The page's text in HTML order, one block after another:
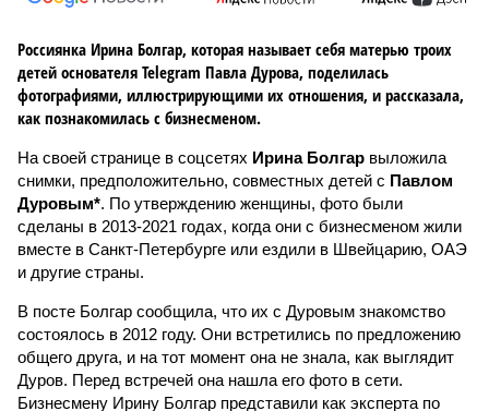
Россиянка Ирина Болгар, которая называет себя матерью троих
детей основателя Telegram Павла Дурова, поделилась
фотографиями, иллюстрирующими их отношения, и рассказала,
как познакомилась с бизнесменом.
На своей странице в соцсетях Ирина Болгар выложила
снимки, предположительно, совместных детей с Павлом
Дуровым*. По утверждению женщины, фото были
сделаны в 2013-2021 годах, когда они с бизнесменом жили
вместе в Санкт-Петербурге или ездили в Швейцарию, ОАЭ
и другие страны.
В посте Болгар сообщила, что их с Дуровым знакомство
состоялось в 2012 году. Они встретились по предложению
общего друга, и на тот момент она не знала, как выглядит
Дуров. Перед встречей она нашла его фото в сети.
Бизнесмену Ирину Болгар представили как эксперта по